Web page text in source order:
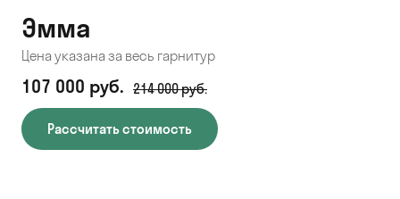
Эмма
Цена указана за весь гарнитур
107 000 руб. 214 000 руб.
Рассчитать стоимость